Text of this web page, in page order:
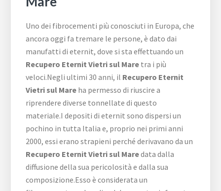
Uno dei fibrocementi più conosciuti in Europa, che
ancora oggi fa tremare le persone, è dato dai
manufatti di eternit, dove si sta effettuando un
Recupero Eternit Vietri sul Mare tra i più
veloci.Negli ultimi 30 anni, il Recupero Eternit
Vietri sul Mare ha permesso di riuscire a
riprendere diverse tonnellate di questo
materiale.I depositi di eternit sono dispersi un
pochino in tutta Italia e, proprio nei primi anni
2000, essi erano strapieni perché derivavano da un
Recupero Eternit Vietri sul Maredata dalla
diffusione della sua pericolosità e dalla sua
composizione.Esso è considerata un